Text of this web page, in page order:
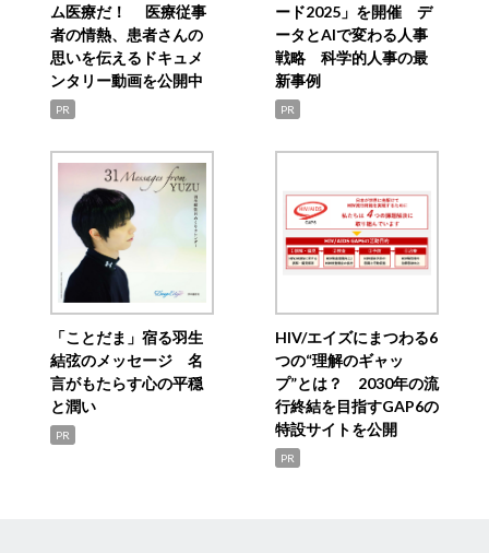
ム医療だ！ 医療従事
者の情熱、患者さんの
思いを伝えるドキュメ
ンタリー動画を公開中
PR
ード2025」を開催 デ
ータとAIで変わる人事
戦略 科学的人事の最
新事例
PR
「ことだま」宿る羽生
結弦のメッセージ 名
言がもたらす心の平穏
と潤い
PR
HIV/エイズにまつわる6
つの“理解のギャッ
プ”とは？ 2030年の流
行終結を目指すGAP6の
特設サイトを公開
PR